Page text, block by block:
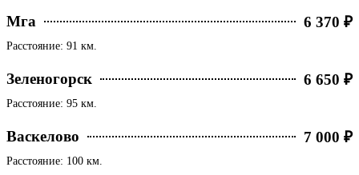
Мга 6 370 ₽
Расстояние: 91 км.
Зеленогорск 6 650 ₽
Расстояние: 95 км.
Васкелово 7 000 ₽
Расстояние: 100 км.